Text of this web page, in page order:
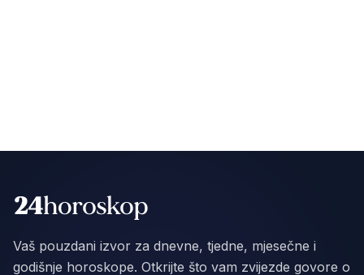
Vaš pouzdani izvor za dnevne, tjedne, mjesečne i
godišnje horoskope. Otkrijte što vam zvijezde govore o